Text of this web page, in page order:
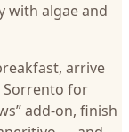
with algae and
arrive
Sorrento for
add-on, finish